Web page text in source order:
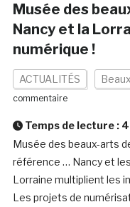
Musée des
Nancy et la
numérique !
ACTUALITÉS
commentaire
Temps de lecture : 4
Musée des beaux-arts
référence … Nancy et
Lorraine multiplient les
Les projets de